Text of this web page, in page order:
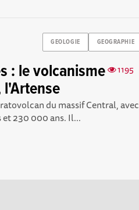
GEOLOGIE GEOGRAPHIE
1195
: le volcanisme
l'Artense
du massif Central, avec
et 230 000 ans. Il...